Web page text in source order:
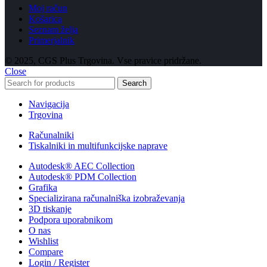
Moj račun
Košarica
Seznam želja
Primerjalnik
© 2025, CGS Plus Trgovina. Vse pravice pridržane.
Close
Search
Navigacija
Trgovina
Računalniki
Tiskalniki in multifunkcijske naprave
Autodesk® AEC Collection
Autodesk® PDM Collection
Grafika
Specializirana računalniška izobraževanja
3D tiskanje
Podpora uporabnikom
O nas
Wishlist
Compare
Login / Register